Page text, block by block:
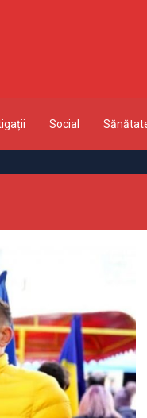
Social